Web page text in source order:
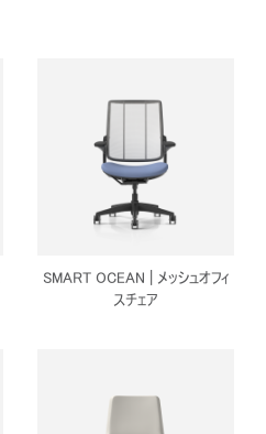
SMART OCEAN | メッシュオフィ
スチェア